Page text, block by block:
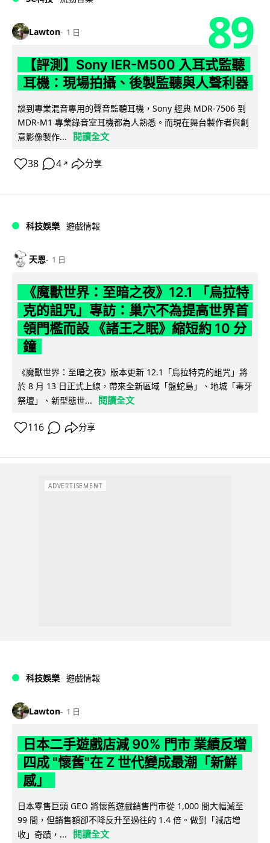
Lawton 1 日 89
【評測】Sony IER-M500 入耳式監聽
耳機：現場拍攝、後製監聽與人聲利器
談到專業混音專用的聲音監聽耳機，Sony 經典 MDR-7506 到
MDR-M1 專業錄音室耳機都為人熟悉。而現在舞台製作者與創
意影像製作...
閱讀全文
38 4 ↗ 分享
科技娛樂 遊戲情報
天恩 1 日
《魔獸世界：至暗之夜》12.1 「烏拉特
克的詛咒」專訪：巢穴不為提高世界首
領門檻而設 《諸王之眠》縮短約 10 分
鐘
《魔獸世界：至暗之夜》版本更新 12.1「烏拉特克的詛咒」將
於 8 月 13 日正式上線，帶來全新區域「盤蛇島」、地城「毒牙
祭壇」、新型態世...
閱讀全文
116 分享
ADVERTISEMENT
科技娛樂 遊戲情報
Lawton 1 日
日本二手遊戲店減 90% 門市 業績反增
四成 "懷舊"在 Z 世代變成最潮「新鮮
感」
日本零售巨頭 GEO 將懷舊遊戲銷售門市從 1,000 間大幅減至
99 間，但銷售額卻不降反升至過往的 1.4 倍。做到「減店增
收」奇蹟，...
閱讀全文